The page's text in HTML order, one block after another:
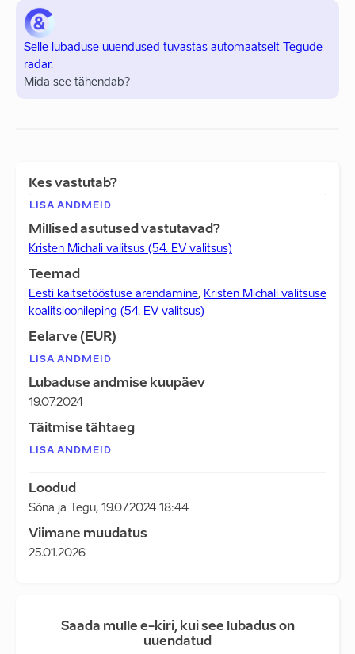
Selle lubaduse uuendused tuvastas automaatselt Tegude
radar.
Mida see tähendab?
Kes vastutab?
LISA ANDMEID
Millised asutused vastutavad?
Kristen Michali valitsus (54. EV valitsus)
Teemad
Eesti kaitsetööstuse arendamine, Kristen Michali valitsuse
koalitsioonileping (54. EV valitsus)
Eelarve (EUR)
LISA ANDMEID
Lubaduse andmise kuupäev
19.07.2024
Täitmise tähtaeg
LISA ANDMEID
Loodud
Sõna ja Tegu, 19.07.2024 18:44
Viimane muudatus
25.01.2026
Saada mulle e-kiri, kui see lubadus on
uuendatud